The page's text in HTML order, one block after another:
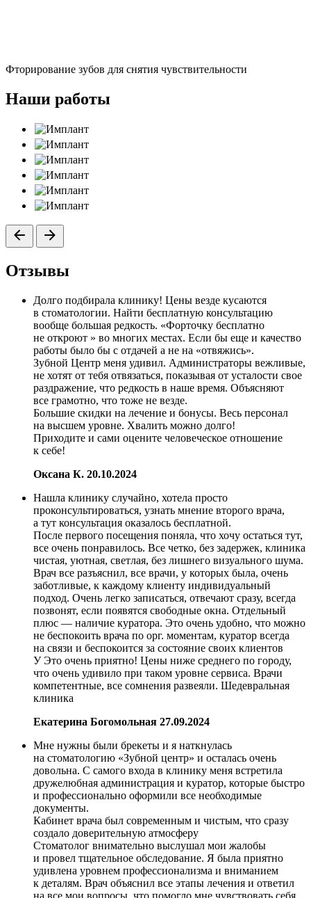
Фторирование зубов для снятия чувствительности
Наши работы
Отзывы
Долго подбирала клинику! Цены везде кусаются
в стоматологии. Найти бесплатную консультацию
вообще большая редкость. «Форточку бесплатно
не откроют » во многих местах. Если бы еще и качество
работы было бы с отдачей а не на «отвяжись».
Зубной Центр меня удивил. Администраторы вежливые,
не хотят от тебя отвязаться, показывая от усталости свое
раздражение, что редкость в наше время. Объясняют
все грамотно, что тоже не везде.
Большие скидки на лечение и бонусы. Весь персонал
на высшем уровне. Хвалить можно долго!
Приходите и сами оцените человеческое отношение
к себе!
Оксана К. 20.10.2024
Нашла клинику случайно, хотела просто
проконсультироваться, узнать мнение второго врача,
а тут консультация оказалось бесплатной.
После первого посещения поняла, что хочу остаться тут,
все очень понравилось. Все четко, без задержек, клиника
чистая, уютная, светлая, без лишнего визуального шума.
Врач все разъяснил, все врачи, у которых была, очень
заботливые, к каждому клиенту индивидуальный
подход. Очень легко записаться, отвечают сразу, всегда
позвонят, если появятся свободные окна. Отдельный
плюс — наличие куратора. Это очень удобно, что можно
не беспокоить врача по орг. моментам, куратор всегда
на связи и беспокоится за состояние своих клиентов
У Это очень приятно! Цены ниже среднего по городу,
что очень удивило при таком уровне сервиса. Врачи
компетентные, все сомнения развеяли. Шедевральная
клиника
Екатерина Богомольная 27.09.2024
Мне нужны были брекеты и я наткнулась
на стоматологию «Зубной центр» и осталась очень
довольна. С самого входа в клинику меня встретила
дружелюбная администрация и куратор, которые быстро
и профессионально оформили все необходимые
документы.
Кабинет врача был современным и чистым, что сразу
создало доверительную атмосферу
Стоматолог внимательно выслушал мои жалобы
и провел тщательное обследование. Я была приятно
удивлена уровнем профессионализма и вниманием
к деталям. Врач объяснил все этапы лечения и ответил